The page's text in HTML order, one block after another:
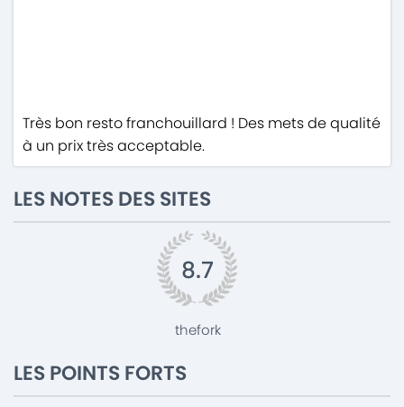
Très bon resto franchouillard ! Des mets de qualité
à un prix très acceptable.
LES NOTES DES SITES
8.7
thefork
LES POINTS FORTS